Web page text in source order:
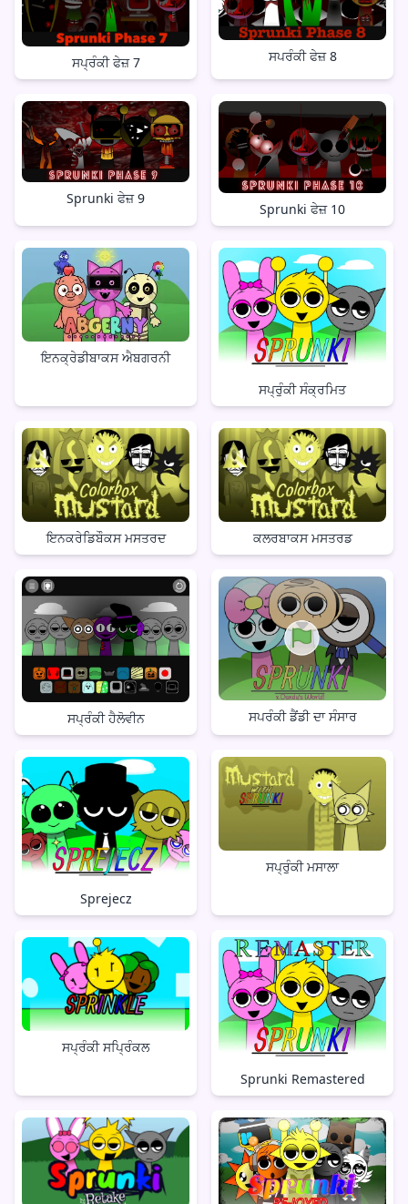
ਸਪ੍ਰੰਕੀ ਫੇਜ਼ 7 ਸਪਰੰਕੀ ਫੇਜ਼ 8
Sprunki ਫੇਜ਼ 9
Sprunki ਫੇਜ਼ 10
ਇਨਕ੍ਰੇਡੀਬਾਕਸ ਐਬਗਰਨੀ
ਸਪ੍ਰੁੰਕੀ ਸੰਕ੍ਰਮਿਤ
ਇਨਕਰੇਡਿਬੌਕਸ ਮਸਤਰਦ ਕਲਰਬਾਕਸ ਮਸਤਰਡ
ਸਪ੍ਰੰਕੀ ਹੈਲੋਵੀਨ ਸਪਰੰਕੀ ਡੈਂਡੀ ਦਾ ਸੰਸਾਰ
Sprejecz
ਸਪ੍ਰੁੰਕੀ ਮਸਾਲਾ
ਸਪ੍ਰੰਕੀ ਸਪ੍ਰਿੰਕਲ
Sprunki Remastered